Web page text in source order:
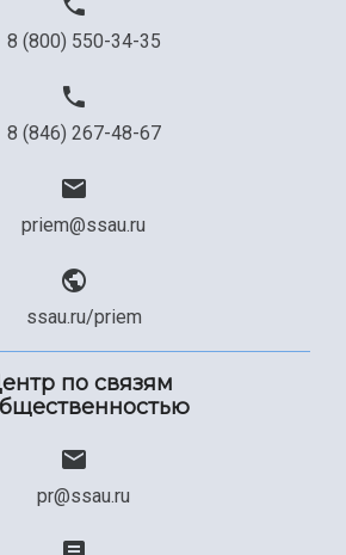
8 (800) 550-34-35
8 (846) 267-48-67
priem@ssau.ru
ssau.ru/priem
по связям
pr@ssau.ru